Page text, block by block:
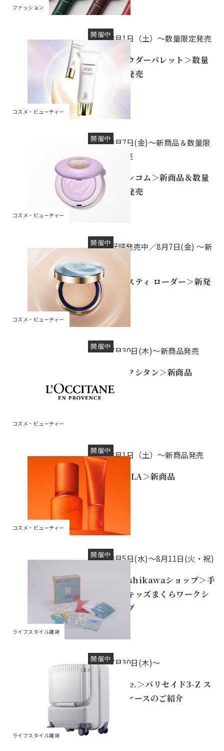
ファッション
開催中
コスメ・ビューティー
8月1日（土）～数量限定発売
＜パウダーパレット＞数量
限定発売
開催中
コスメ・ビューティー
8月7日(金)～新商品＆数量限
定発売
＜ランコム＞新商品＆数量
限定発売
開催中
コスメ・ビューティー
好評発売中／8月7日(金) ～新
＜エスティ ローダー＞新発
開催中
コスメ・ビューティー
7月30日(木)～新商品発売
＜ロクシタン＞新商品
開催中
コスメ・ビューティー
8月1日（土）～新商品発売
＜POLA＞新商品
開催中
ライフスタイル雑貨
8月5日(水)〜8月11日(火・祝)
＜nishikawaショップ＞手
作りキッズまくらワークシ
ョップ
開催中
ライフスタイル雑貨
7月30日(木)～
＜ace.＞パリセイド3-Z ス
ーツケースのご紹介